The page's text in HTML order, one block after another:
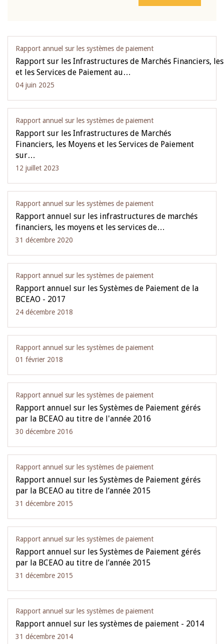
Rapport annuel sur les systèmes de paiement
Rapport sur les Infrastructures de Marchés Financiers,
et les Services de Paiement au…
04 juin 2025
Rapport annuel sur les systèmes de paiement
Rapport sur les Infrastructures de Marchés
Financiers, les Moyens et les Services de Paiement
sur…
12 juillet 2023
Rapport annuel sur les systèmes de paiement
Rapport annuel sur les infrastructures de marchés
financiers, les moyens et les services de…
31 décembre 2020
Rapport annuel sur les systèmes de paiement
Rapport annuel sur les Systèmes de Paiement de la
BCEAO - 2017
24 décembre 2018
Rapport annuel sur les systèmes de paiement
01 février 2018
Rapport annuel sur les systèmes de paiement
Rapport annuel sur les Systèmes de Paiement gérés
par la BCEAO au titre de l'année 2016
30 décembre 2016
Rapport annuel sur les systèmes de paiement
Rapport annuel sur les Systèmes de Paiement gérés
par la BCEAO au titre de l’année 2015
31 décembre 2015
Rapport annuel sur les systèmes de paiement
Rapport annuel sur les Systèmes de Paiement gérés
par la BCEAO au titre de l’année 2015
31 décembre 2015
Rapport annuel sur les systèmes de paiement
Rapport annuel sur les systèmes de paiement - 2014
31 décembre 2014